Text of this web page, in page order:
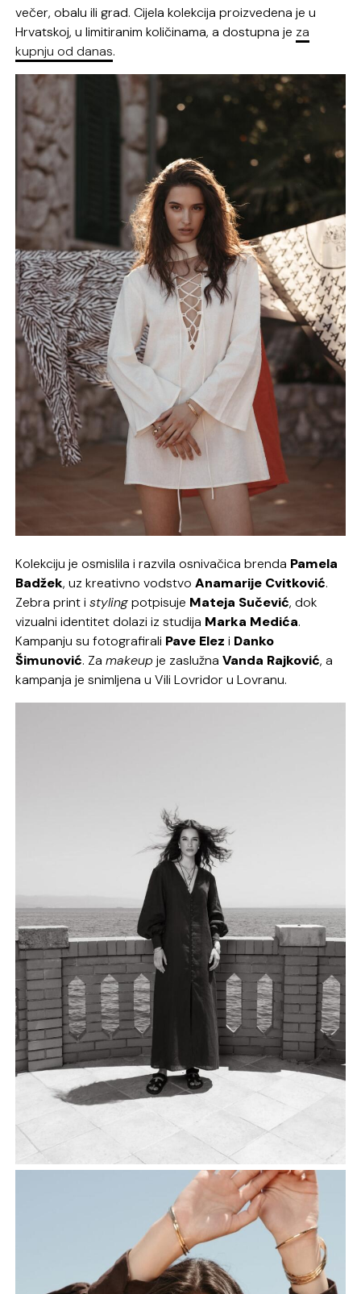
večer, obalu ili grad. Cijela kolekcija proizvedena je u
Hrvatskoj, u limitiranim količinama, a dostupna je za
kupnju od danas.
Kolekciju je osmislila i razvila osnivačica brenda Pamela
Badžek, uz kreativno vodstvoAnamarije Cvitković.
Zebra print istylingpotpisuje Mateja Sučević, dok
vizualni identitet dolazi iz studija Marka Medića.
Kampanju su fotografirali Pave Elez i Danko
Šimunović. Zamakeup je zaslužnaVanda Rajković, a
kampanja je snimljena u Vili Lovridor u Lovranu.